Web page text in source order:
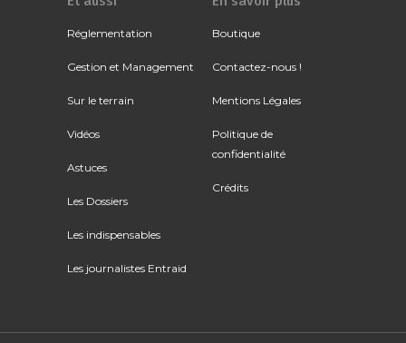
Réglementation
Gestion et Management
Sur le terrain
Vidéos
Astuces
Les Dossiers
Les indispensables
Les journalistes Entraid
Boutique
Contactez-nous !
Mentions Légales
Politique de
confidentialité
Crédits